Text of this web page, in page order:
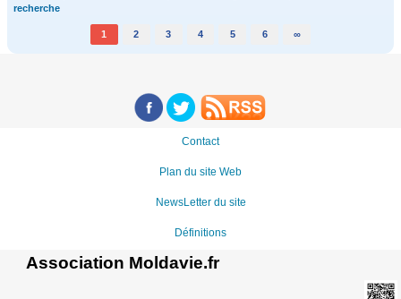
recherche
1 2 3 4 5 6 ∞
Contact
Plan du site Web
NewsLetter du site
Définitions
Association Moldavie.fr